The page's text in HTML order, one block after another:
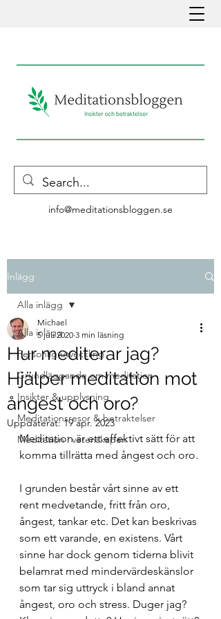
info@meditationsbloggen.se
Inlägg
Alla inlägg
Personlig utveckling
Grundläggande om meditation
Insikter & upplysning
Meditationsresor & betraktelser
Meditation i vetenskapen
Alla inlägg
Hur mediterar jag?
Hjälper meditation mot
ångest och oro?
Michael
5 juli 2020 3 min läsning
Uppdaterat:19 apr. 2023
Meditation är ett effektivt sätt för att
komma tillrätta med ångest och oro.
I grunden består vårt sinne av ett
rent medvetande, fritt från oro,
ångest, tankar etc. Det kan beskrivas
som ett varande, en existens. Vårt
sinne har dock genom tiderna blivit
belamrat med mindervärdeskänslor
som tar sig uttryck i bland annat
ångest, oro och stress. Duger jag?